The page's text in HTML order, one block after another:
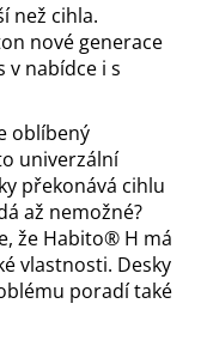
než cihla.
nové generace
v nabídce i s
oblíbený
univerzální
překonává cihlu
až nemožné?
že Habito® H má
vlastnosti. Desky
poradí také